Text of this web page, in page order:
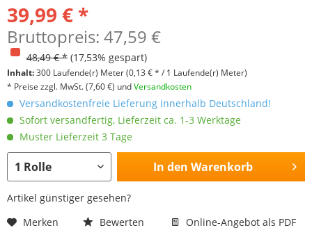
39,99 € *
Bruttopreis: 47,59 €
48,49 € * (17,53% gespart)
Inhalt:300 Laufende(r) Meter(0,13 € * / 1 Laufende(r) Meter)
* Preise zzgl. MwSt.(7,60 €) undVersandkosten
Versandkostenfreie Lieferung innerhalb Deutschland!
Sofort versandfertig, Lieferzeit ca. 1-3 Werktage
Muster Lieferzeit 3 Tage
In den Warenkorb
Artikel günstiger gesehen?
Merken
Bewerten Online-Angebot als PDF